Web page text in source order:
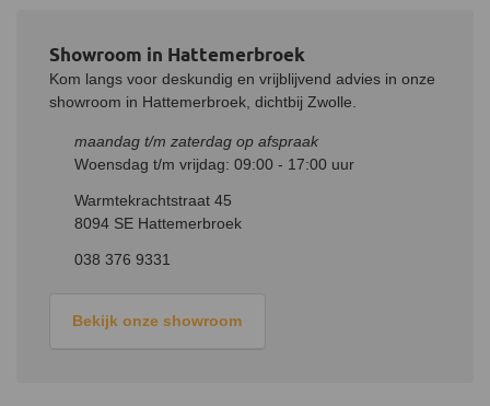
of telefoon gebruiken. Je kan eenvoudig de temperatuur, kleur en
intensiteit van de vlammen veranderen. Zo geniet je altijd van het
perfecte haardvuur. Via de voorzijde van de kachel heb je ook
alleen de lade aan de voorkant open te schuiven.
Showroom in Hattemerbroek
Kom langs voor deskundig en vrijblijvend advies in onze
showroom in Hattemerbroek, dichtbij Zwolle.
maandag t/m zaterdag op afspraak
Woensdag t/m vrijdag: 09:00 - 17:00 uur
Warmtekrachtstraat 45
8094 SE Hattemerbroek
038 376 9331
Bekijk onze showroom